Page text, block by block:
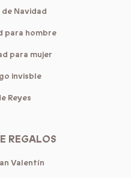
Navidad
para hombre
para mujer
invisble
Reyes
REGALOS
Valentín